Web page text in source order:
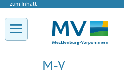
zum Inhalt
M-V